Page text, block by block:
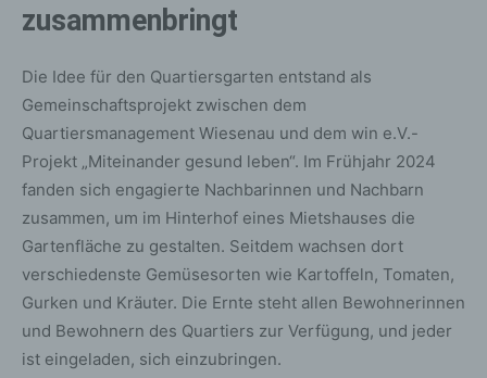
zusammenbringt
Die Idee für den Quartiersgarten entstand als
Gemeinschaftsprojekt zwischen dem
Quartiersmanagement Wiesenau und dem win e.V.-
Projekt „Miteinander gesund leben“. Im Frühjahr 2024
fanden sich engagierte Nachbarinnen und Nachbarn
zusammen, um im Hinterhof eines Mietshauses die
Gartenfläche zu gestalten. Seitdem wachsen dort
verschiedenste Gemüsesorten wie Kartoffeln, Tomaten,
Gurken und Kräuter. Die Ernte steht allen Bewohnerinnen
und Bewohnern des Quartiers zur Verfügung, und jeder
ist eingeladen, sich einzubringen.